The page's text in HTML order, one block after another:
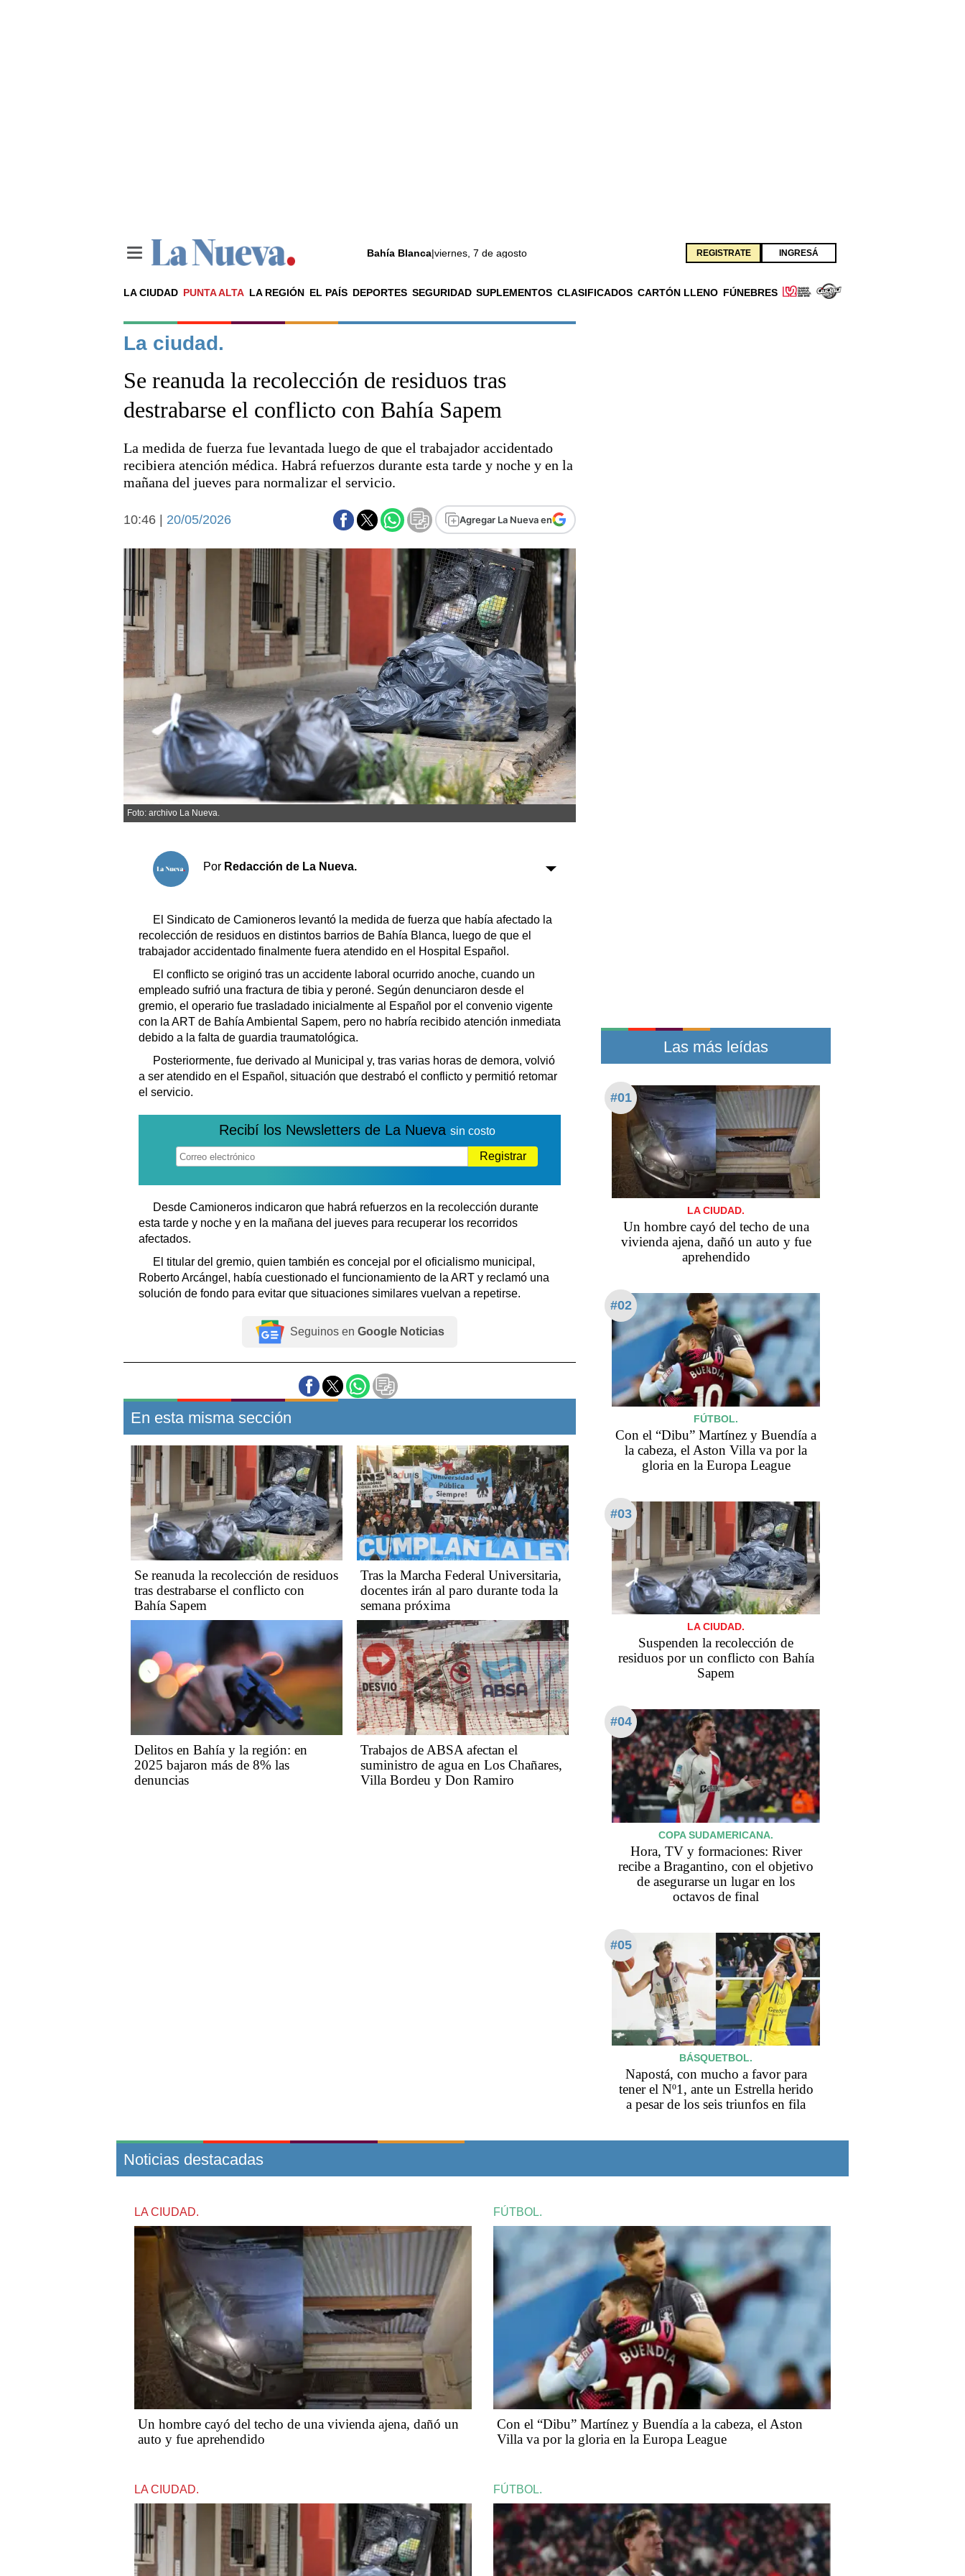
Bahía Blanca|viernes, 7 de agosto REGISTRATE INGRESÁ
LA CIUDAD PUNTA ALTA LA REGIÓN EL PAÍS DEPORTES SEGURIDAD SUPLEMENTOS CLASIFICADOS CARTÓN LLENO FÚNEBRES
Noticias
La ciudad
El país
Seguridad
Deportes
Escenario Olímpico
Liga del Sur
Fútbol
Federal A
Arte y cultura
Aplausos
Cines
Economía y campo
Economía y finanzas
Con el campo
Espacio empresas
Sociedad y tiempo libre
Sociedad
Tecnología
Turismo
Salud
Es viral
El tiempo
Fúnebres
Clasificados
Horóscopo
Servicios
Datos Útiles
Fúnebres
Edictos
Teléfonos de urgencia
La ciudad.
Se reanuda la recolección de residuos tras
destrabarse el conflicto con Bahía Sapem
La medida de fuerza fue levantada luego de que el trabajador accidentado
recibiera atención médica. Habrá refuerzos durante esta tarde y noche y en la
mañana del jueves para normalizar el servicio.
Agregar La Nueva en
10:46 | 20/05/2026
Foto: archivo La Nueva.
Por Redacción de La Nueva.
El Sindicato de Camioneros levantó la medida de fuerza que había afectado la
recolección de residuos en distintos barrios de Bahía Blanca, luego de que el
trabajador accidentado finalmente fuera atendido en el Hospital Español.
El conflicto se originó tras un accidente laboral ocurrido anoche, cuando un
empleado sufrió una fractura de tibia y peroné. Según denunciaron desde el
gremio, el operario fue trasladado inicialmente al Español por el convenio vigente
con la ART de Bahía Ambiental Sapem, pero no habría recibido atención inmediata
debido a la falta de guardia traumatológica.
Posteriormente, fue derivado al Municipal y, tras varias horas de demora, volvió
a ser atendido en el Español, situación que destrabó el conflicto y permitió retomar
el servicio.
Recibí los Newsletters de La Nueva sin costo
Registrar
Desde Camioneros indicaron que habrá refuerzos en la recolección durante
esta tarde y noche y en la mañana del jueves para recuperar los recorridos
afectados.
El titular del gremio, quien también es concejal por el oficialismo municipal,
Roberto Arcángel, había cuestionado el funcionamiento de la ART y reclamó una
solución de fondo para evitar que situaciones similares vuelvan a repetirse.
Seguinos en Google Noticias
En esta misma sección
Se reanuda la recolección de residuos
tras destrabarse el conflicto con
Bahía Sapem
Tras la Marcha Federal Universitaria,
docentes irán al paro durante toda la
semana próxima
Delitos en Bahía y la región: en
2025 bajaron más de 8% las
denuncias
Trabajos de ABSA afectan el
suministro de agua en Los Chañares,
Villa Bordeu y Don Ramiro
Las más leídas
#01
LA CIUDAD.
Un hombre cayó del techo de una
vivienda ajena, dañó un auto y fue
aprehendido
#02
FÚTBOL.
Con el “Dibu” Martínez y Buendía a
la cabeza, el Aston Villa va por la
gloria en la Europa League
#03
LA CIUDAD.
Suspenden la recolección de
residuos por un conflicto con Bahía
Sapem
#04
COPA SUDAMERICANA.
Hora, TV y formaciones: River
recibe a Bragantino, con el objetivo
de asegurarse un lugar en los
octavos de final
#05
BÁSQUETBOL.
Napostá, con mucho a favor para
tener el Nº1, ante un Estrella herido
a pesar de los seis triunfos en fila
Noticias destacadas
LA CIUDAD.
Un hombre cayó del techo de una vivienda ajena, dañó un
auto y fue aprehendido
FÚTBOL.
Con el “Dibu” Martínez y Buendía a la cabeza, el Aston
Villa va por la gloria en la Europa League
LA CIUDAD. FÚTBOL.